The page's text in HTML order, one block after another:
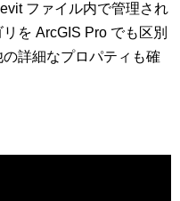
ファイル内で管理され
を ArcGIS Pro でも区別
詳細なプロパティも確